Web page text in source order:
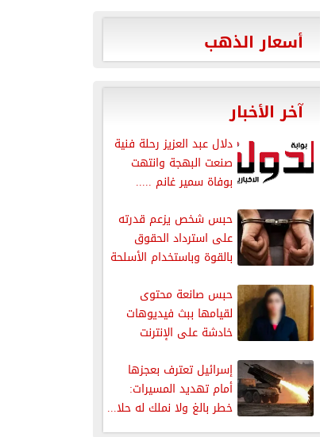
أسعار الذهب
آخر الأخبار
دلال عبد العزيز رحلة فنية
صنعت البهجة وانتهت
بوفاة سمير غانم .....
حبس شخص يزعم قدرته
على استرداد الحقوق
بالقوة وباستخدام الأسلحة
حبس صانعة محتوى
لقيامها ببث فيديوهات
خادشة على الإنترنت
إسرائيل تعترف بعجزها
أمام تهديد المسيرات:
خطر بالغ ولا نملك له حلا...